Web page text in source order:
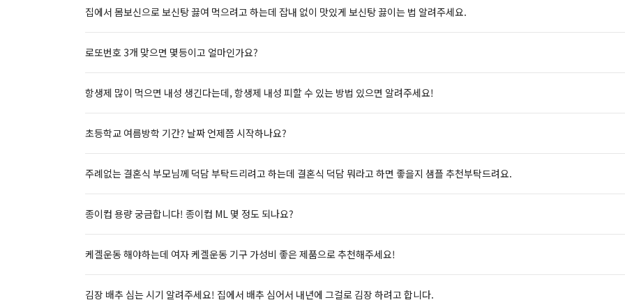
집에서 몸보신으로 보신탕 끓여 먹으려고 하는데 잡내 없이 맛있게 보신탕 끓이는 법 알려주세요.
로또번호 3개 맞으면 몇등이고 얼마인가요?
항생제 많이 먹으면 내성 생긴다는데, 항생제 내성 피할 수 있는 방법 있으면 알려주세요!
초등학교 여름방학 기간? 날짜 언제쯤 시작하나요?
주례없는 결혼식 부모님께 덕담 부탁드리려고 하는데 결혼식 덕담 뭐라고 하면 좋을지 샘플 추천부탁드려요.
종이컵 용량 궁금합니다! 종이컵 ML 몇 정도 되나요?
케겔운동 해야하는데 여자 케겔운동 기구 가성비 좋은 제품으로 추천해주세요!
김장 배추 심는 시기 알려주세요! 집에서 배추 심어서 내년에 그걸로 김장 하려고 합니다.